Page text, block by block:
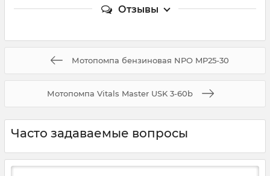
Отзывы
Мотопомпа бензиновая NPO MP25-30
Мотопомпа Vitals Master USK 3-60b
Часто задаваемые вопросы